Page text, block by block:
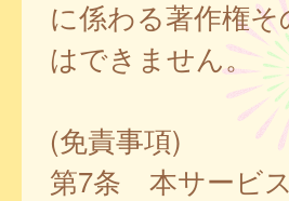
に係わる著作権
はできません。
(免責事項)
第7条 本サービ